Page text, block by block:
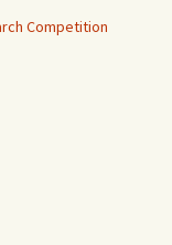
Competition